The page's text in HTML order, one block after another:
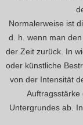
Normalerweise ist
d. h. wenn man
der Zeit zurück. In
oder künstliche
von der Intensität
Auftragsstärke
Untergrundes ab.